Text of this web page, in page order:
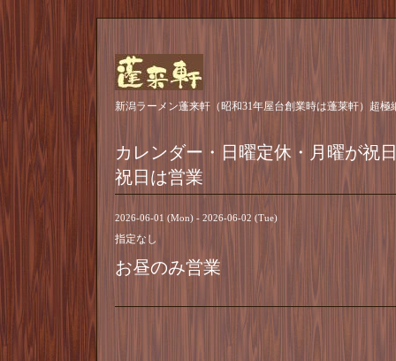
新潟ラーメン蓬来軒（昭和31年屋台創業時は蓬莱軒）超
カレンダー・日曜定休・月曜が祝
祝日は営業
2026-06-01 (Mon) - 2026-06-02 (Tue)
指定なし
お昼のみ営業